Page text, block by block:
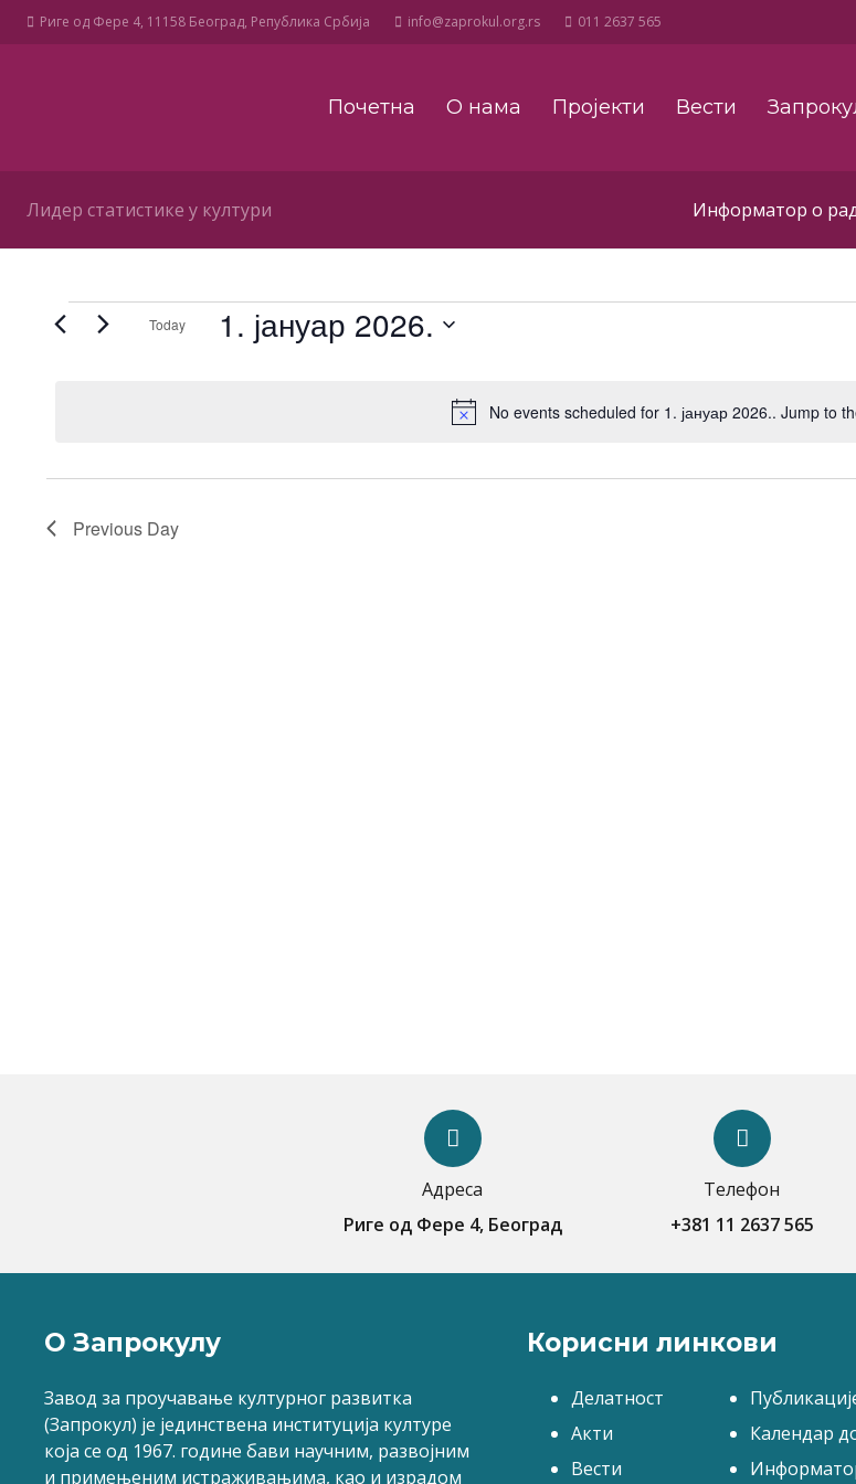
Риге од Фере 4, 11158 Београд, Република Србија info@zaprokul.org.rs 011 2637 565
Почетна О нама Пројекти Вести
Лидер статистике у култури Информатор о
Events
јануар
2026.
Notice
No events scheduled for 1. јануар 2026.. Jump to
Today 1. јануар 2026.
Previous Day
Адреса
Риге од Фере 4, Београд
Телефон
+381 11 2637 565
О Запрокулу
Завод за проучавање културног развитка
(Запрокул) је јединствена институција културе
која се од 1967. године бави научним, развојним
и примењеним истраживањима, као и израдом
Корисни линкови
Делатност
Акти
Вести
Календар